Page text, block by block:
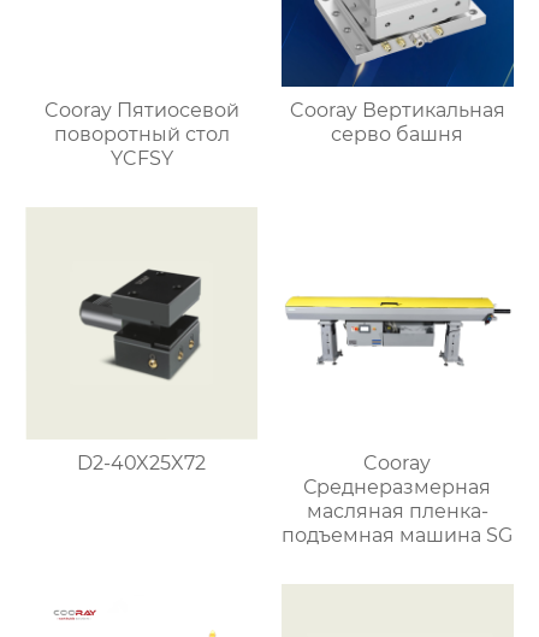
Cooray Пятиосевой
поворотный стол
YCFSY
Cooray Вертикальная
серво башня
D2-40X25X72
Cooray
Среднеразмерная
масляная пленка-
подъемная машина SG